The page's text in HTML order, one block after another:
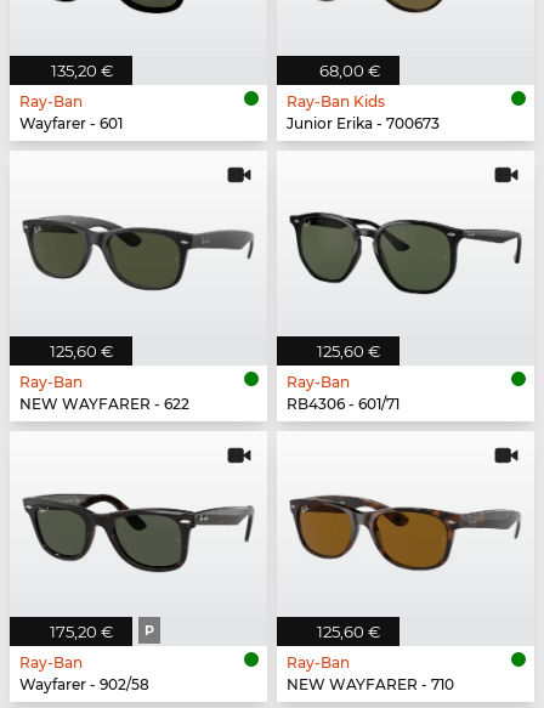
135,20 €
Ray-Ban
Wayfarer - 601
68,00 €
Ray-Ban Kids
Junior Erika - 700673
125,60 €
Ray-Ban
NEW WAYFARER - 622
125,60 €
Ray-Ban
RB4306 - 601/71
175,20 € P
Ray-Ban
Wayfarer - 902/58
125,60 €
Ray-Ban
NEW WAYFARER - 710